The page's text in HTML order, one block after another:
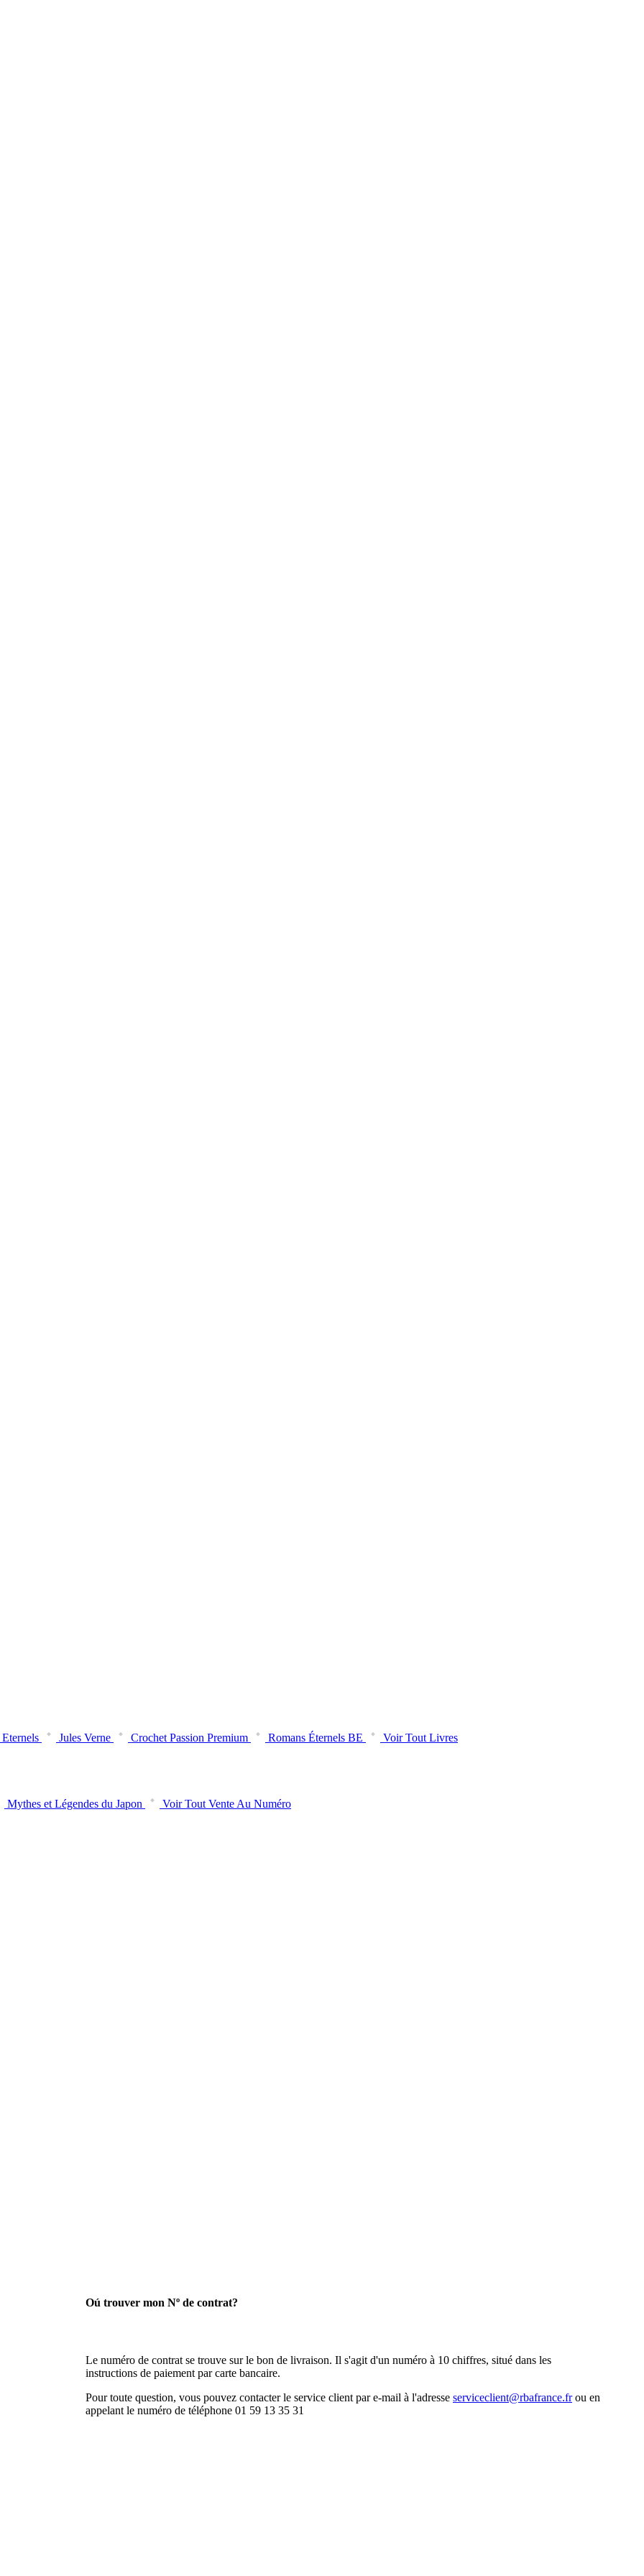
Jules Verne Crochet Passion Premium Romans Éternels BE
Voir Tout Livres
Mythes et Légendes du Japon
Voir Tout Vente Au Numéro
Oú trouver mon Nº de contrat?
Le numéro de contrat se trouve sur le bon de livraison. Il s'agit d'un numéro à 10 chiffres, situé dans les
instructions de paiement par carte bancaire.
Pour toute question, vous pouvez contacter le service client par e-mail à l'adresse serviceclient@rbafrance.frou en
appelant le numéro de téléphone 01 59 13 35 31